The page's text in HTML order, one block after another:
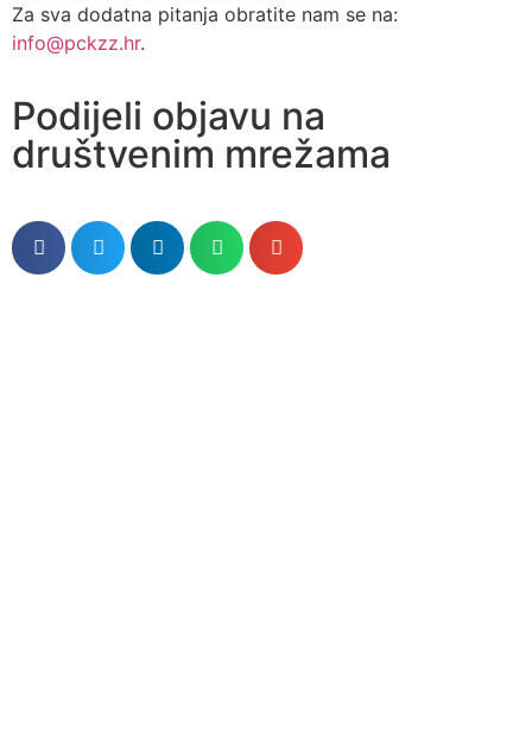
Za sva dodatna pitanja obratite nam se na:
info@pckzz.hr.
Podijeli objavu na
društvenim mrežama